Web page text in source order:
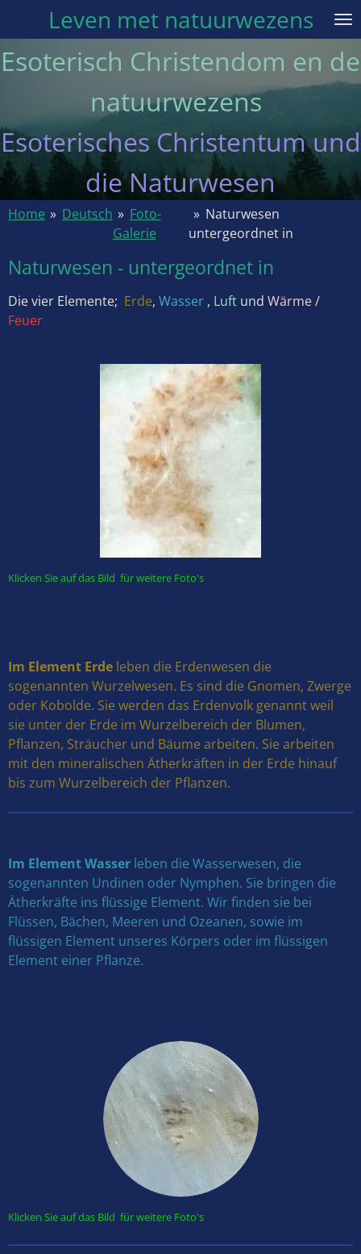
direct
naar
de
Leven met natuurwezens
Esoterisch Christendom en de
natuurwezens
Esoterisches Christentum und
die Naturwesen
Home » Deutsch » Foto-
Galerie
» Naturwesen
untergeordnet in
Naturwesen - untergeordnet in
Die vier Elemente; Erde, Wasser , Luft und Wärme /
Feuer
Klicken Sie auf das Bild für weitere Foto's
Im Element Erde leben die Erdenwesen die
sogenannten Wurzelwesen. Es sind die Gnomen, Zwerge
oder Kobolde. Sie werden das Erdenvolk genannt weil
sie unter der Erde im Wurzelbereich der Blumen,
Pflanzen, Sträucher und Bäume arbeiten. Sie arbeiten
mit den mineralischen Ätherkräften in der Erde hinauf
bis zum Wurzelbereich der Pflanzen.
Im Element Wasser leben die Wasserwesen, die
sogenannten Undinen oder Nymphen. Sie bringen die
Ätherkräfte ins flüssige Element. Wir finden sie bei
Flüssen, Bächen, Meeren und Ozeanen, sowie im
flüssigen Element unseres Körpers oder im flüssigen
Element einer Pflanze.
Klicken Sie auf das Bild für weitere Foto's